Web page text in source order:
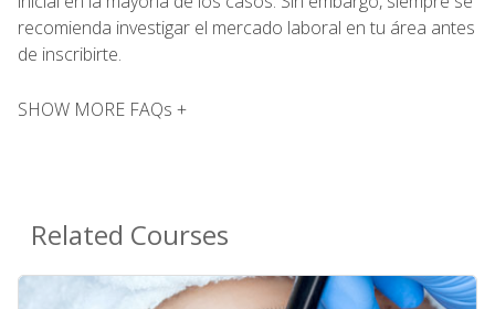
recomienda investigar el mercado laboral en tu área antes
de inscribirte.
SHOW MORE FAQs +
Related Courses